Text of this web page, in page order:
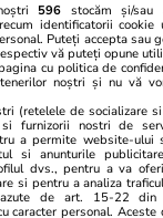
RUSIA. Europa
capcana dronelor
596 stocăm și/sau
identificatorii cookie
Puteți accepta sau
vă puteți opune
cu politica de
noștri și nu vă
(retelele de socializare
si furnizorii nostri de
a permite website-ului
si anunturile
dvs., pentru a va
si pentru a analiza
de art. 15-22 din
caracter personal.